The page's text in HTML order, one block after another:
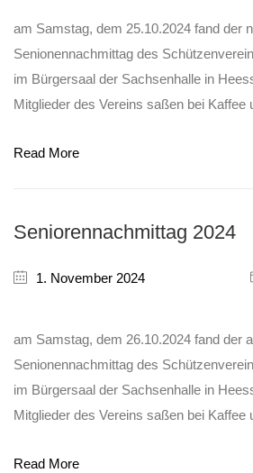
am Samstag, dem 25.10.2024 fand der
Senionennachmittag des
im Bürgersaal der Sachsenhalle in
Mitglieder des Vereins saßen bei Kaffee
Read More
Seniorennachmittag 2024
1. November 2024
am Samstag, dem 26.10.2024 fand der
Senionennachmittag des
im Bürgersaal der Sachsenhalle in
Mitglieder des Vereins saßen bei Kaffee
Read More